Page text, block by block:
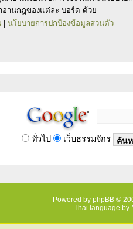
านกฎของแต่ละ บอร์ด ด้วย
นโยบายการปกป้องข้อมูลส่วนตัว
ทั่วไป เว็บธรรมจักร
Powered by phpBB ©
Thai language by